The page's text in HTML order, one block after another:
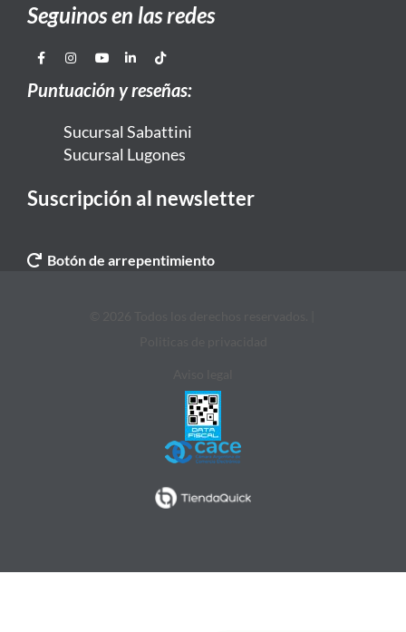
Seguinos en las redes
Puntuación y reseñas:
Sucursal Sabattini
Sucursal Lugones
Suscripción al newsletter
Botón de arrepentimiento